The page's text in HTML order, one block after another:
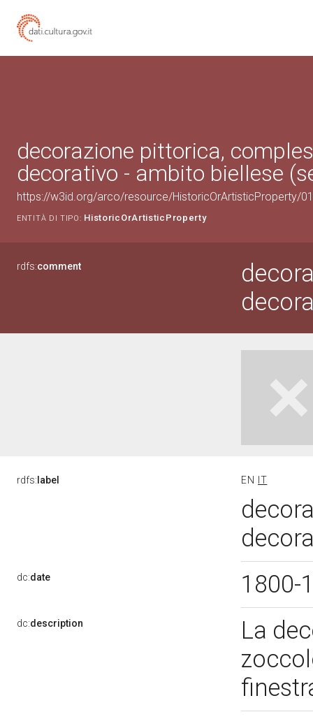
decorazione pittorica,
decorativo - ambito biellese
https://w3id.org/arco/resource/HistoricOrArtisticProperty/
ENTITÀ DI TIPO: HistoricOrArtisticProperty
rdfs:comment
rdfs: label EN IT
dc:date 1800-
dc:description
La